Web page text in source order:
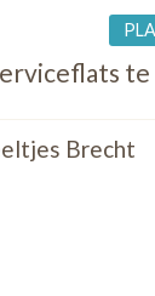
te
Brecht